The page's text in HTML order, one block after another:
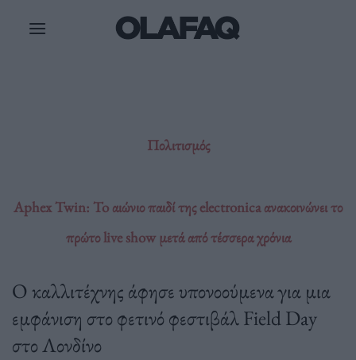
Πολιτισμός
Aphex Twin: To αιώνιο παιδί της electronica ανακοινώνει το
πρώτο live show μετά από τέσσερα χρόνια
Ο καλλιτέχνης άφησε υπονοούμενα για μια
εμφάνιση στο φετινό φεστιβάλ Field Day
στο Λονδίνο